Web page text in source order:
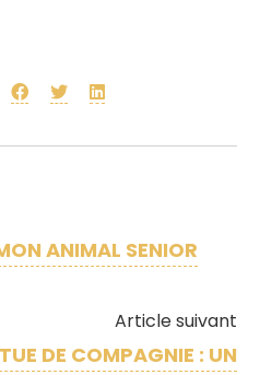
ANIMAL SENIOR
Article suivant
DE COMPAGNIE : UN